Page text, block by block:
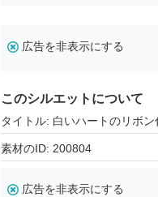
広告を非表示にする
このシルエットについて
タイトル: 白いハートのリボ
素材のID: 200804
広告を非表示にする